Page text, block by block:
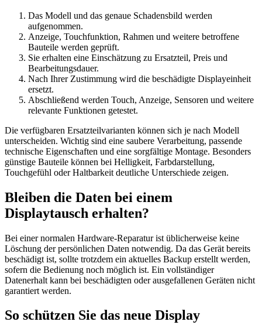
Das Modell und das genaue Schadensbild werden
aufgenommen.
Anzeige, Touchfunktion, Rahmen und weitere betroffene
Bauteile werden geprüft.
Sie erhalten eine Einschätzung zu Ersatzteil, Preis und
Bearbeitungsdauer.
Nach Ihrer Zustimmung wird die beschädigte Displayeinheit
ersetzt.
Abschließend werden Touch, Anzeige, Sensoren und weitere
relevante Funktionen getestet.
Die verfügbaren Ersatzteilvarianten können sich je nach Modell
unterscheiden. Wichtig sind eine saubere Verarbeitung, passende
technische Eigenschaften und eine sorgfältige Montage. Besonders
günstige Bauteile können bei Helligkeit, Farbdarstellung,
Touchgefühl oder Haltbarkeit deutliche Unterschiede zeigen.
Bleiben die Daten bei einem
Displaytausch erhalten?
Bei einer normalen Hardware-Reparatur ist üblicherweise keine
Löschung der persönlichen Daten notwendig. Da das Gerät bereits
beschädigt ist, sollte trotzdem ein aktuelles Backup erstellt werden,
sofern die Bedienung noch möglich ist. Ein vollständiger
Datenerhalt kann bei beschädigten oder ausgefallenen Geräten nicht
garantiert werden.
So schützen Sie das neue Display